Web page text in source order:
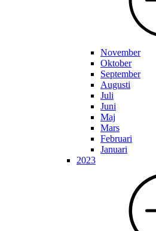
November
Oktober
September
Augusti
Juli
Juni
Maj
Mars
Februari
Januari
2023